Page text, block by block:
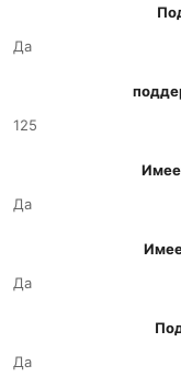
Да
125
Да
Да
Да